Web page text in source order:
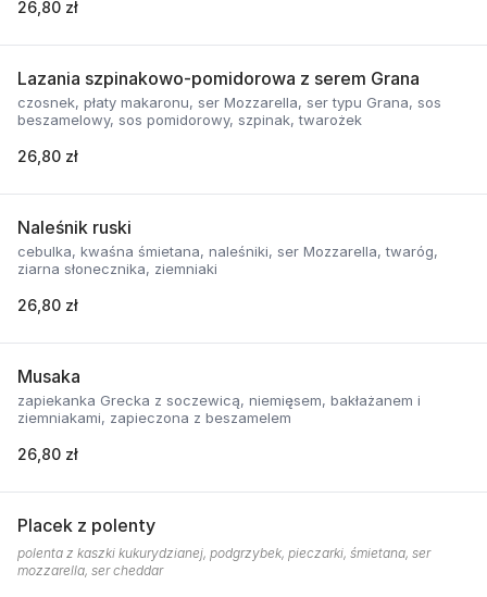
26,80 zł
Lazania szpinakowo-pomidorowa z serem Grana
czosnek, płaty makaronu, ser Mozzarella, ser typu Grana, sos
beszamelowy, sos pomidorowy, szpinak, twarożek
26,80 zł
Naleśnik ruski
cebulka, kwaśna śmietana, naleśniki, ser Mozzarella, twaróg,
ziarna słonecznika, ziemniaki
26,80 zł
Musaka
zapiekanka Grecka z soczewicą, niemięsem, bakłażanem i
ziemniakami, zapieczona z beszamelem
26,80 zł
Placek z polenty
polenta z kaszki kukurydzianej, podgrzybek, pieczarki, śmietana, ser
mozzarella, ser cheddar